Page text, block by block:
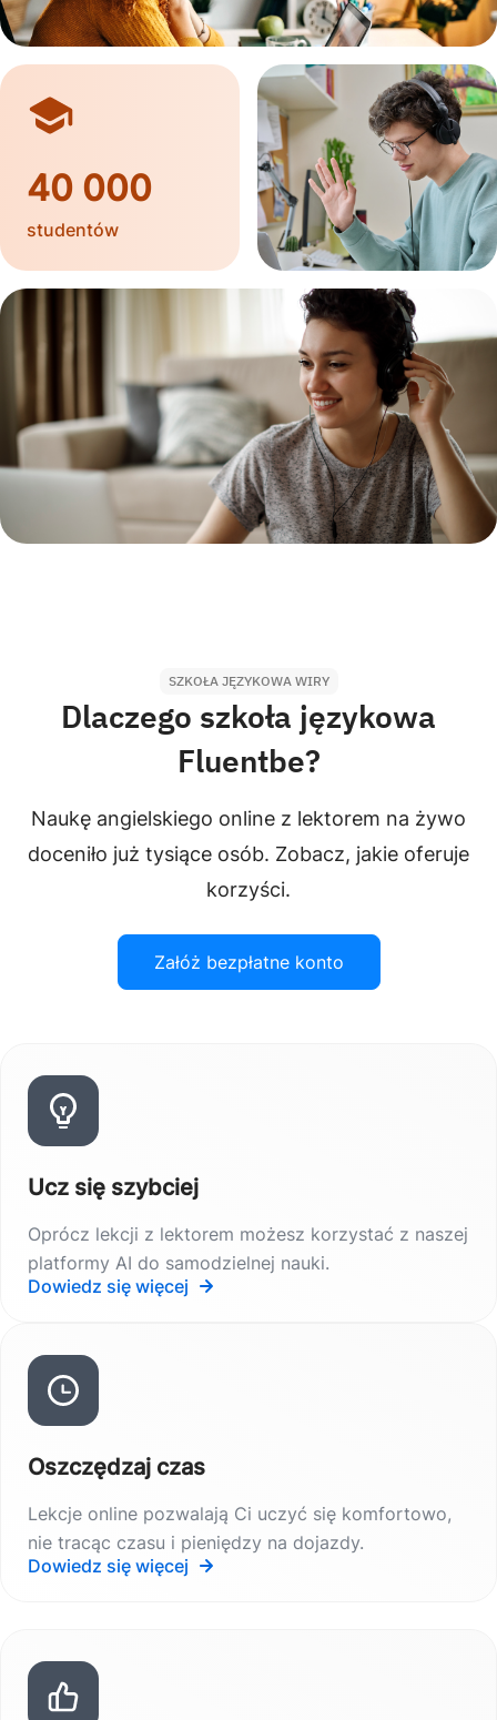
40 000
studentów
SZKOŁA JĘZYKOWA WIRY
Dlaczego szkoła językowa
Fluentbe?
Naukę angielskiego online z lektorem na żywo
doceniło już tysiące osób. Zobacz, jakie oferuje
korzyści.
Załóż bezpłatne konto
Ucz się szybciej
Oprócz lekcji z lektorem możesz korzystać z naszej
platformy AI do samodzielnej nauki.
Dowiedz się więcej
Oszczędzaj czas
Lekcje online pozwalają Ci uczyć się komfortowo,
nie tracąc czasu i pieniędzy na dojazdy.
Dowiedz się więcej